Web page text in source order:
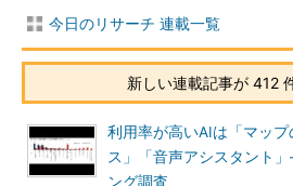
今日のリサーチ 連載一覧
新しい連載記事が 412
利用率が高いAIは「マッ
ス」「音声アシスタント
ング調査